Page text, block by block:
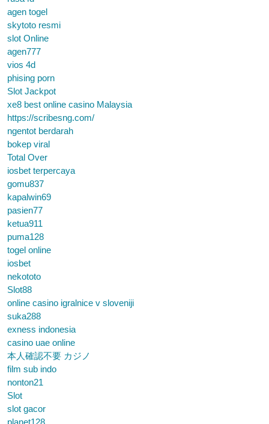
agen togel
skytoto resmi
slot Online
agen777
vios 4d
phising porn
Slot Jackpot
xe8 best online casino Malaysia
https://scribesng.com/
ngentot berdarah
bokep viral
Total Over
iosbet terpercaya
gomu837
kapalwin69
pasien77
ketua911
puma128
togel online
iosbet
nekototo
Slot88
online casino igralnice v sloveniji
suka288
exness indonesia
casino uae online
本人確認不要 カジノ
film sub indo
nonton21
Slot
slot gacor
planet128